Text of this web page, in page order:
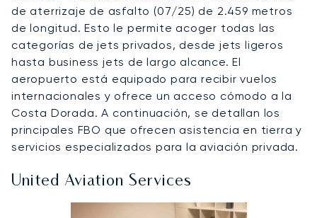
de aterrizaje de asfalto (07/25) de 2.459 metros
de longitud. Esto le permite acoger todas las
categorías de jets privados, desde jets ligeros
hasta business jets de largo alcance. El
aeropuerto está equipado para recibir vuelos
internacionales y ofrece un acceso cómodo a la
Costa Dorada. A continuación, se detallan los
principales FBO que ofrecen asistencia en tierra y
servicios especializados para la aviación privada.
United Aviation Services